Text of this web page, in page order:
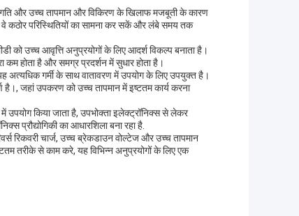
गति और उच्च तापमान और विकिरण के खिलाफ मजबूती के कारण
कठोर परिस्थितियों का सामना कर सकें और लंबे समय तक
को उच्च आवृत्ति अनुप्रयोगों के लिए आदर्श विकल्प बनाता है।
होता है और समग्र प्रदर्शन में सुधार होता है।
अत्यधिक गर्मी के साथ वातावरण में उपयोग के लिए उपयुक्त है।
है।, जहां उपकरण को उच्च तापमान में इष्टतम कार्य करना
में उपयोग किया जाता है, उपभोक्ता इलेक्ट्रॉनिक्स से लेकर
प्रौद्योगिकी का आधारशिला बना रहा है.
रिकवरी चार्ज, उच्च ब्रेकडाउन वोल्टेज और उच्च तापमान
तरीके से काम करे, यह विभिन्न अनुप्रयोगों के लिए एक